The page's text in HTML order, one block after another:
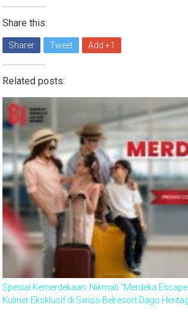
Share this:
Sharer Tweet Add +1
Related posts:
Spesial Kemerdekaan: Nikmati “Merdeka
Kuliner Eksklusif di Swiss-Belresort Dago